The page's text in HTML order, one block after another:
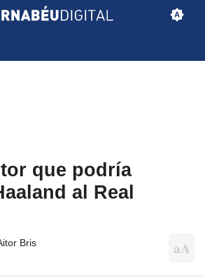
que podría
al Real
Bris